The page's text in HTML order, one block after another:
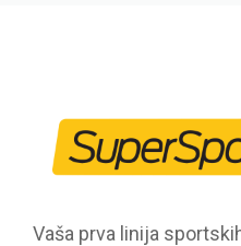
Vaša prva linija